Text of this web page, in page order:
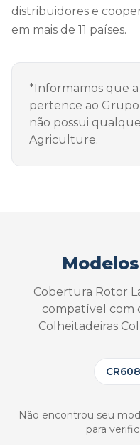
distribuidores e
em mais de 11 países.
*Informamos que
pertence ao
não possui
Agriculture.
Cobertura Rotor
compatível com
Colheitadeiras
Não encontrou seu
para